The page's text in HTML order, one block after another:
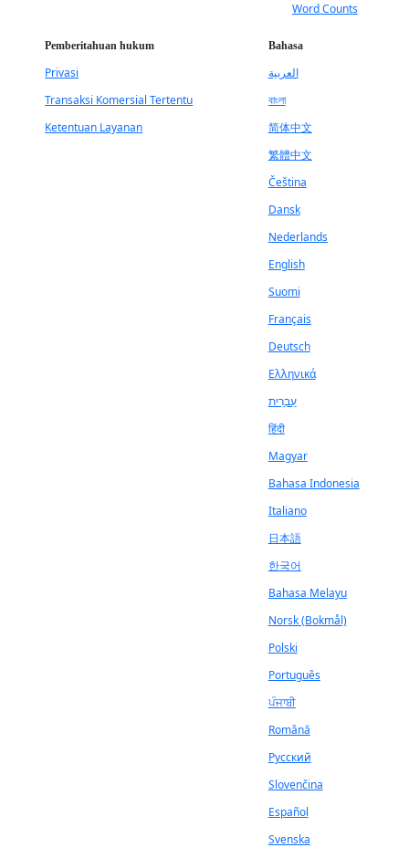
Word Counts
Pemberitahuan hukum
Privasi
Transaksi Komersial Tertentu
Ketentuan Layanan
Bahasa
العربية
বাংলা
简体中文
繁體中文
Čeština
Dansk
Nederlands
English
Suomi
Français
Deutsch
Ελληνικά
עִבְרִית
हिंदी
Magyar
Bahasa Indonesia
Italiano
日本語
한국어
Bahasa Melayu
Norsk (Bokmål)
Polski
Português
ਪੰਜਾਬੀ
Română
Русский
Slovenčina
Español
Svenska